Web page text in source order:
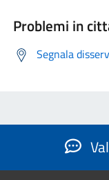
Problemi in
Segnala